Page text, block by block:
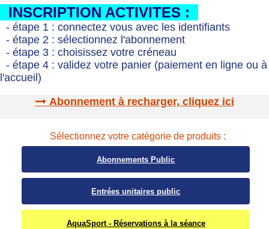
INSCRIPTION ACTIVITES :
- étape 1 : connectez vous avec les identifiants
- étape 2 : sélectionnez l'abonnement
- étape 3 : choisissez votre créneau
- étape 4 : validez votre panier (paiement en ligne ou à
l'accueil)
Abonnement à recharger, cliquez ici
Sélectionnez votre catégorie de produits :
Abonnements Public
Entrées unitaires public
AquaSport - Réservations à la séance